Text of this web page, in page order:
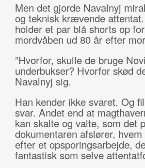
Men det gjorde Navalnyj
og teknisk krævende
holder et par blå shorts op
mordvåben ud 80 år efter
”Hvorfor, skulle de bruge
underbukser? Hvorfor skød
Navalnyj sig.
Han kender ikke svaret. Og
svar. Andet end at
kan skalte og valte, som det
dokumentaren afslører,
efter et opsporingsarbejde,
fantastisk som selve